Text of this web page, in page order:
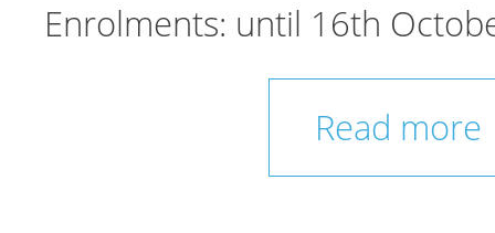
Enrolments: until 16th
Read more